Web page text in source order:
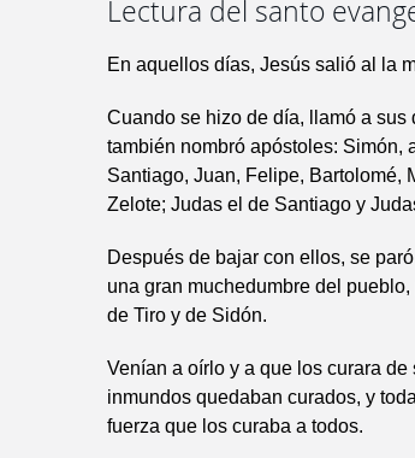
Lectura del santo
En aquellos días, Jesús salió al la
Cuando se hizo de día, llamó a
también nombró apóstoles: Simón,
Santiago, Juan, Felipe, Bartolomé,
Zelote; Judas el de Santiago y
Después de bajar con ellos, se
una gran muchedumbre del
de Tiro y de Sidón.
Venían a oírlo y a que los curara
inmundos quedaban curados, y
fuerza que los curaba a todos.